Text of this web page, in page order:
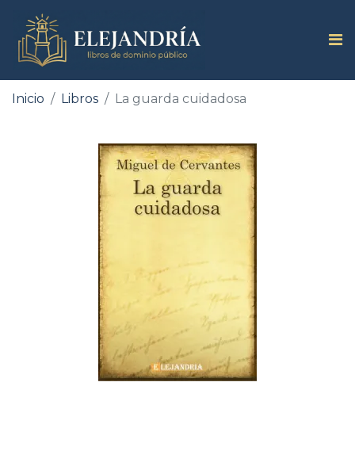
Inicio Libros La guarda cuidadosa